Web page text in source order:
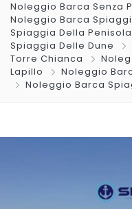
Noleggio Barca Senza
Noleggio Barca
Spiaggia Della
Spiaggia Delle Dune
Torre Chianca
Lapillo
Noleggio
Noleggio Barca